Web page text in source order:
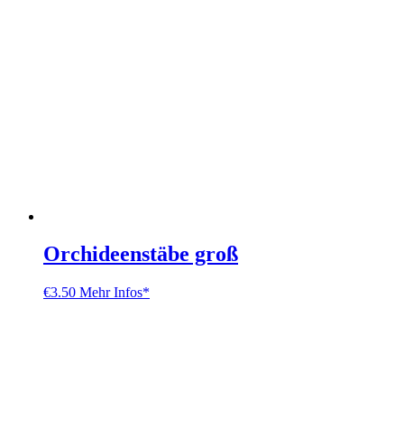
Orchideenstäbe groß
€3.50 Mehr Infos*